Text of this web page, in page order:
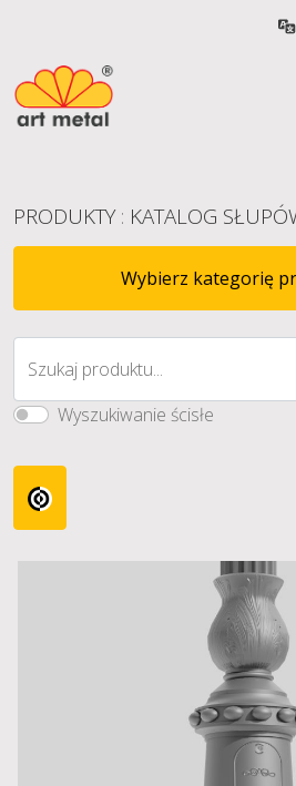
PRODUKTY: KATALOG
Wybierz kategorię
Szukaj produktu...
Wyszukiwanie ścisłe